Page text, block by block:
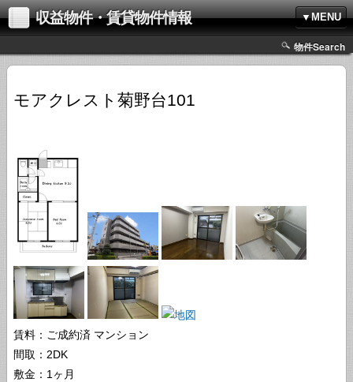
収益物件・賃貸物件情報 ▼MENU
物件Search
モアクレスト菊野台101
賃料：ご成約済 マンション
間取：2DK
敷金：1ヶ月